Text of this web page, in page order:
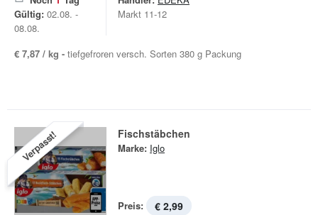
Gültig: 02.08. -
08.08.
Markt 11-12
€ 7,87 / kg - tiefgefroren versch. Sorten 380 g Packung
Verpasst! Fischstäbchen
Marke: Iglo
Preis: € 2,99